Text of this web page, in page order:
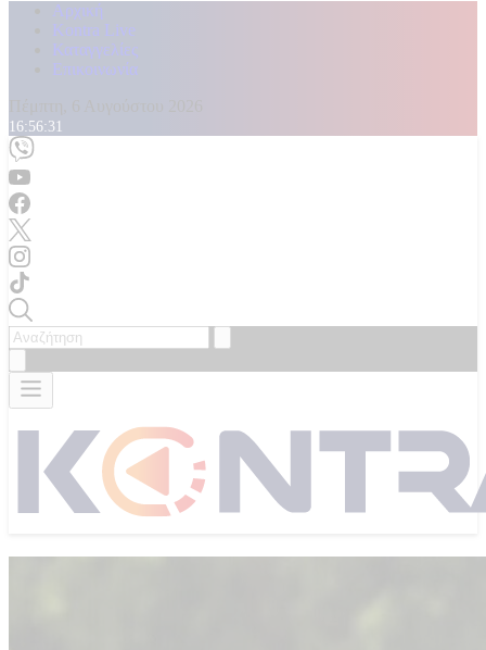
Αρχική
Kontra Live
Καταγγελίες
Επικοινωνία
16:56:33